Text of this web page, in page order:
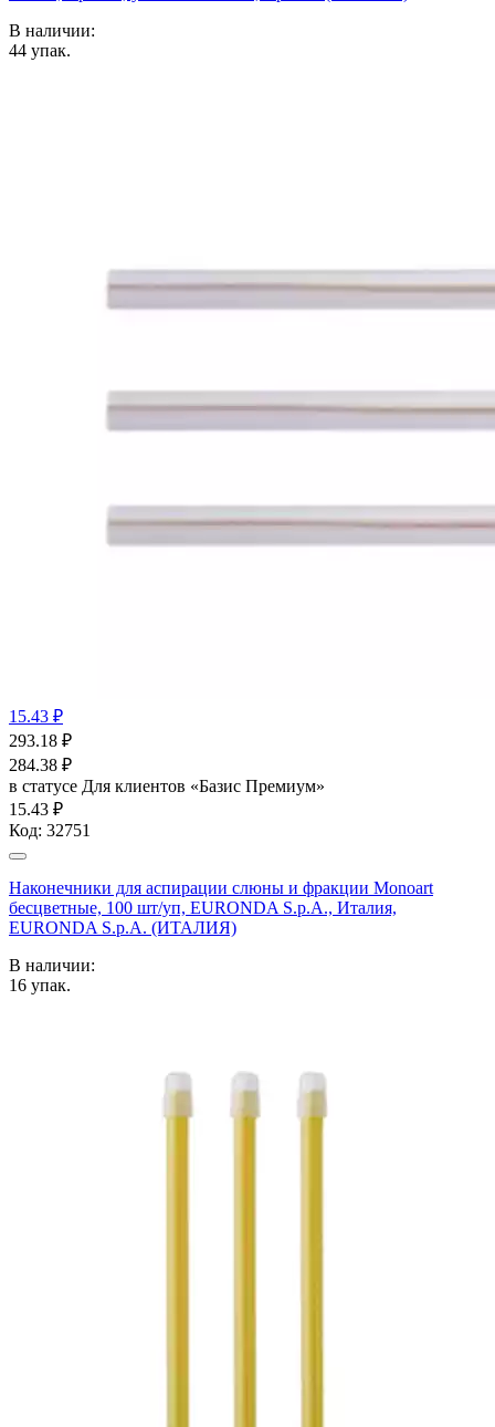
В наличии:
44 упак.
15.43 ₽
293.18 ₽
284.38 ₽
в статусе Для клиентов «Базис Премиум»
15.43 ₽
Код: 32751
Наконечники для аспирации слюны и фракции Monoart
бесцветные, 100 шт/уп, EURONDA S.p.A., Италия,
EURONDA S.p.A. (ИТАЛИЯ)
В наличии:
16 упак.